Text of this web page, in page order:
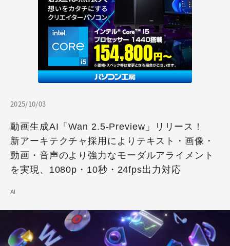
2025/10/03
動画生成AI「Wan 2.5-Preview」リリース！
新アーキテクチャ採用によりテキスト・画像・
動画・音声のより強力なモーダルアライメント
を実現、1080p・10秒・24fps出力対応
AI